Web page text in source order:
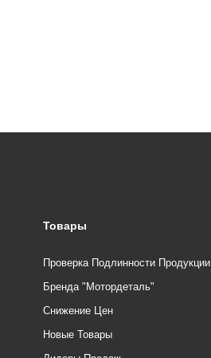
Товары
Проверка Подлинности Продукции
Бренда "Мотордеталь"
Снижение Цен
Новые Товары